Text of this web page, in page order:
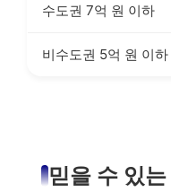
수도권 7억 원 이하
비수도권 5억 원 이하
믿을 수 있